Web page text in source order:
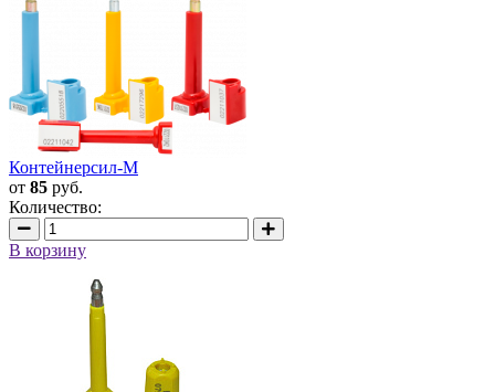
Контейнерсил-М
от 85 руб.
Количество:
В корзину